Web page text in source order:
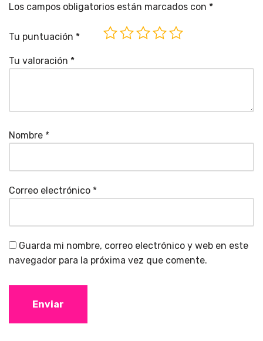
Los campos obligatorios están marcados con *
Tu puntuación *
Tu valoración *
Nombre *
Correo electrónico *
Guarda mi nombre, correo electrónico y web en este
navegador para la próxima vez que comente.